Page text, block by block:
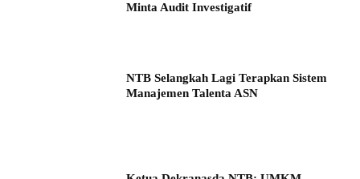
Minta Audit Investigatif
NTB Selangkah Lagi Terapkan Sistem
Manajemen Talenta ASN